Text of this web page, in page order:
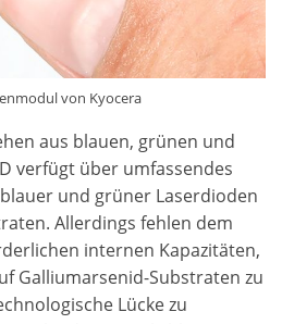
von Kyocera
aus blauen, grünen und
verfügt über umfassendes
und grüner Laserdioden
Allerdings fehlen dem
internen Kapazitäten,
Galliumarsenid-Substraten zu
Lücke zu